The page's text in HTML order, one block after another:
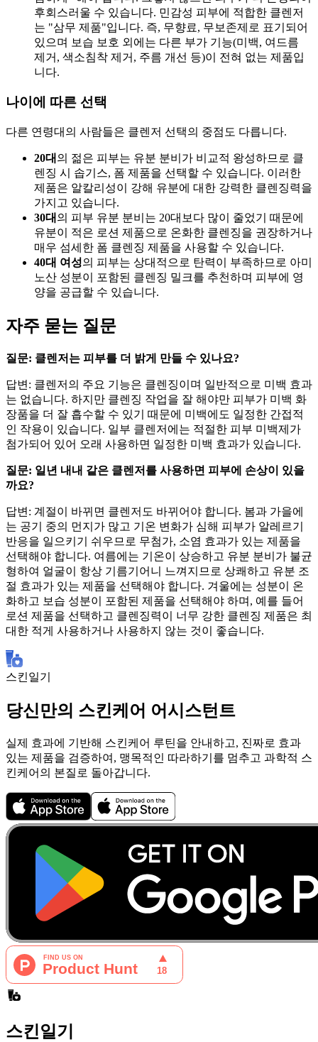
후회스러울 수 있습니다. 민감성 피부에 적합한 클렌저
는 "삼무 제품"입니다. 즉, 무향료, 무보존제로 표기되어
있으며 보습 보호 외에는 다른 부가 기능(미백, 여드름
제거, 색소침착 제거, 주름 개선 등)이 전혀 없는 제품입
니다.
나이에 따른 선택
다른 연령대의 사람들은 클렌저 선택의 중점도 다릅니다.
20대 의 젊은 피부는 유분 분비가 비교적 왕성하므로 클
렌징 시 솝기스, 폼 제품을 선택할 수 있습니다. 이러한
제품은 알칼리성이 강해 유분에 대한 강력한 클렌징력을
가지고 있습니다.
30대 의 피부 유분 분비는 20대보다 많이 줄었기 때문에
유분이 적은 로션 제품으로 온화한 클렌징을 권장하거나
매우 섬세한 폼 클렌징 제품을 사용할 수 있습니다.
40대 여성의 피부는 상대적으로 탄력이 부족하므로 아미
노산 성분이 포함된 클렌징 밀크를 추천하며 피부에 영
양을 공급할 수 있습니다.
자주 묻는 질문
질문: 클렌저는 피부를 더 밝게 만들 수 있나요?
답변: 클렌저의 주요 기능은 클렌징이며 일반적으로 미백 효과
는 없습니다. 하지만 클렌징 작업을 잘 해야만 피부가 미백 화
장품을 더 잘 흡수할 수 있기 때문에 미백에도 일정한 간접적
인 작용이 있습니다. 일부 클렌저에는 적절한 피부 미백제가
첨가되어 있어 오래 사용하면 일정한 미백 효과가 있습니다.
질문: 일년 내내 같은 클렌저를 사용하면 피부에 손상이 있을
까요?
답변: 계절이 바뀌면 클렌저도 바뀌어야 합니다. 봄과 가을에
는 공기 중의 먼지가 많고 기온 변화가 심해 피부가 알레르기
반응을 일으키기 쉬우므로 무첨가, 소염 효과가 있는 제품을
선택해야 합니다. 여름에는 기온이 상승하고 유분 분비가 불균
형하여 얼굴이 항상 기름기어니 느껴지므로 상쾌하고 유분 조
절 효과가 있는 제품을 선택해야 합니다. 겨울에는 성분이 온
화하고 보습 성분이 포함된 제품을 선택해야 하며, 예를 들어
로션 제품을 선택하고 클렌징력이 너무 강한 클렌징 제품은 최
대한 적게 사용하거나 사용하지 않는 것이 좋습니다.
스킨일기
당신만의 스킨케어 어시스턴트
실제 효과에 기반해 스킨케어 루틴을 안내하고, 진짜로 효과
있는 제품을 검증하여, 맹목적인 따라하기를 멈추고 과학적 스
킨케어의 본질로 돌아갑니다.
스킨일기